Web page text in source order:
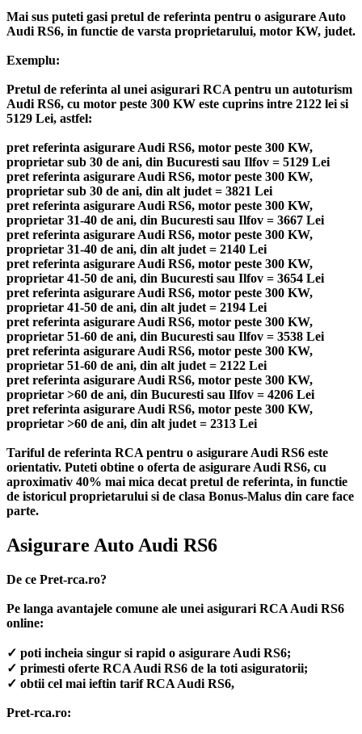
Mai sus puteti gasi pretul de referinta pentru o asigurare Auto
Audi RS6, in functie de varsta proprietarului, motor KW, judet.
Exemplu:
Pretul de referinta al unei asigurari RCA pentru un autoturism
Audi RS6, cu motor peste 300 KW este cuprins intre 2122 lei si
5129 Lei, astfel:
pret referinta asigurare Audi RS6, motor peste 300 KW,
proprietar sub 30 de ani, din Bucuresti sau Ilfov = 5129 Lei
pret referinta asigurare Audi RS6, motor peste 300 KW,
proprietar sub 30 de ani, din alt judet = 3821 Lei
pret referinta asigurare Audi RS6, motor peste 300 KW,
proprietar 31-40 de ani, din Bucuresti sau Ilfov = 3667 Lei
pret referinta asigurare Audi RS6, motor peste 300 KW,
proprietar 31-40 de ani, din alt judet = 2140 Lei
pret referinta asigurare Audi RS6, motor peste 300 KW,
proprietar 41-50 de ani, din Bucuresti sau Ilfov = 3654 Lei
pret referinta asigurare Audi RS6, motor peste 300 KW,
proprietar 41-50 de ani, din alt judet = 2194 Lei
pret referinta asigurare Audi RS6, motor peste 300 KW,
proprietar 51-60 de ani, din Bucuresti sau Ilfov = 3538 Lei
pret referinta asigurare Audi RS6, motor peste 300 KW,
proprietar 51-60 de ani, din alt judet = 2122 Lei
pret referinta asigurare Audi RS6, motor peste 300 KW,
proprietar >60 de ani, din Bucuresti sau Ilfov = 4206 Lei
pret referinta asigurare Audi RS6, motor peste 300 KW,
proprietar >60 de ani, din alt judet = 2313 Lei
Tariful de referinta RCA pentru o asigurare Audi RS6 este
orientativ. Puteti obtine o oferta de asigurare Audi RS6, cu
aproximativ 40% mai mica decat pretul de referinta, in functie
de istoricul proprietarului si de clasa Bonus-Malus din care face
parte.
Asigurare Auto Audi RS6
De ce Pret-rca.ro?
Pe langa avantajele comune ale unei asigurari RCA Audi RS6
online:
✓ poti incheia singur si rapid o asigurare Audi RS6;
✓ primesti oferte RCA Audi RS6 de la toti asiguratorii;
✓ obtii cel mai ieftin tarif RCA Audi RS6,
Pret-rca.ro: